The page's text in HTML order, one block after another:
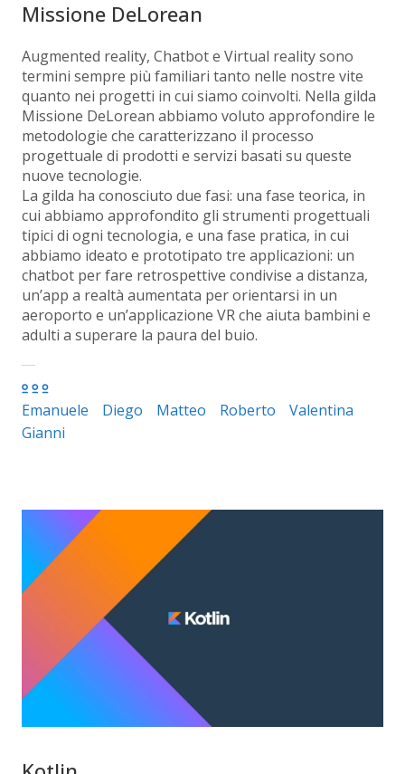
Missione DeLorean
Augmented reality, Chatbot e Virtual reality sono
termini sempre più familiari tanto nelle nostre vite
quanto nei progetti in cui siamo coinvolti. Nella gilda
Missione DeLorean abbiamo voluto approfondire le
metodologie che caratterizzano il processo
progettuale di prodotti e servizi basati su queste
nuove tecnologie.
La gilda ha conosciuto due fasi: una fase teorica, in
cui abbiamo approfondito gli strumenti progettuali
tipici di ogni tecnologia, e una fase pratica, in cui
abbiamo ideato e prototipato tre applicazioni: un
chatbot per fare retrospettive condivise a distanza,
un’app a realtà aumentata per orientarsi in un
aeroporto e un’applicazione VR che aiuta bambini e
adulti a superare la paura del buio.
Emanuele Diego Matteo Roberto
Valentina
Gianni